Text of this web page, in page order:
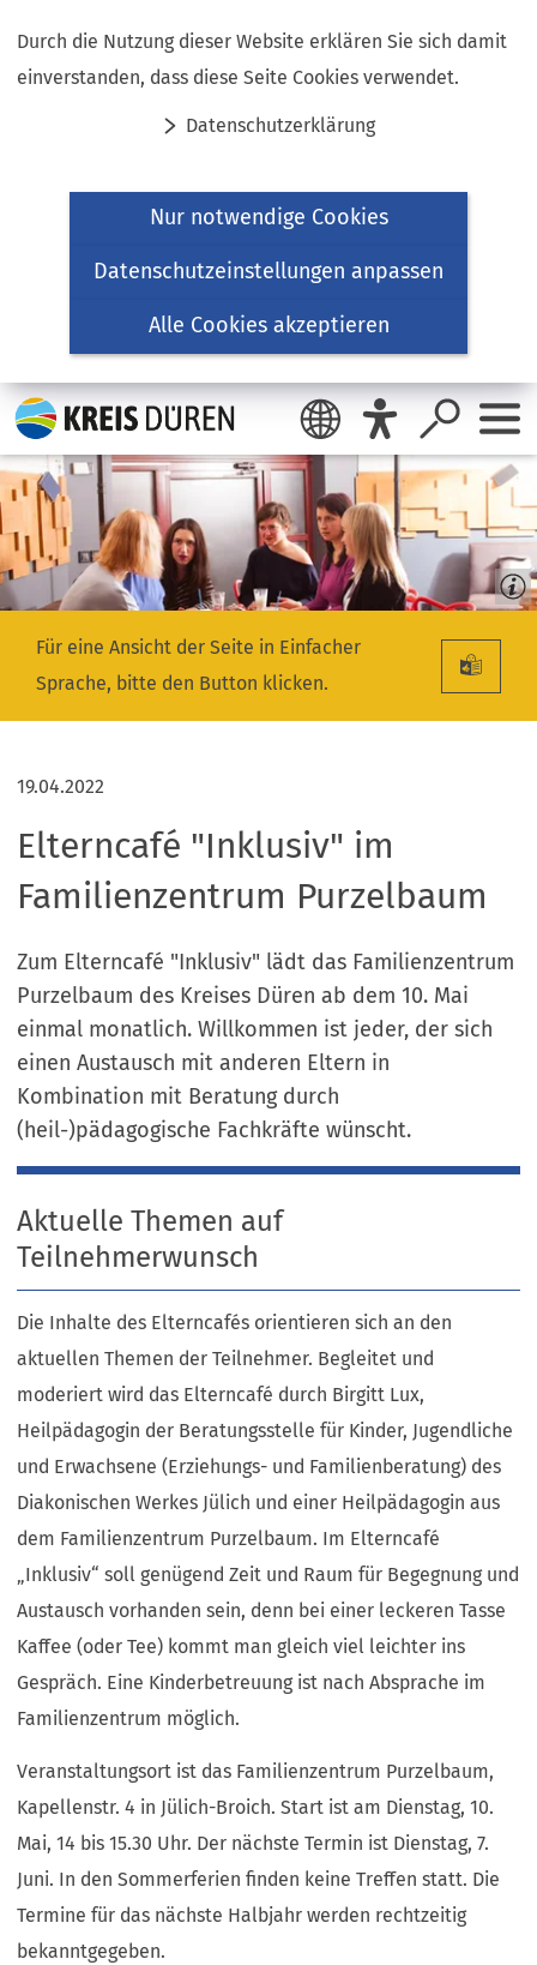
Durch die Nutzung dieser Website erklären Sie sich damit
einverstanden, dass diese Seite Cookies verwendet.
Datenschutzerklärung
Nur notwendige Cookies
Datenschutzeinstellungen anpassen
Alle Cookies akzeptieren
Inhalt anspringen
Für eine Ansicht der Seite in Einfacher
Sprache, bitte den Button klicken.
19.04.2022
Elterncafé "Inklusiv" im
Familienzentrum Purzelbaum
Zum Elterncafé "Inklusiv" lädt das Familienzentrum
Purzelbaum des Kreises Düren ab dem 10. Mai
einmal monatlich. Willkommen ist jeder, der sich
einen Austausch mit anderen Eltern in
Kombination mit Beratung durch
(heil-)pädagogische Fachkräfte wünscht.
Aktuelle Themen auf
Teilnehmerwunsch
Die Inhalte des Elterncafés orientieren sich an den
aktuellen Themen der Teilnehmer. Begleitet und
moderiert wird das Elterncafé durch Birgitt Lux,
Heilpädagogin der Beratungsstelle für Kinder, Jugendliche
und Erwachsene (Erziehungs- und Familienberatung) des
Diakonischen Werkes Jülich und einer Heilpädagogin aus
dem Familienzentrum Purzelbaum. Im Elterncafé
„Inklusiv“ soll genügend Zeit und Raum für Begegnung und
Austausch vorhanden sein, denn bei einer leckeren Tasse
Kaffee (oder Tee) kommt man gleich viel leichter ins
Gespräch. Eine Kinderbetreuung ist nach Absprache im
Familienzentrum möglich.
Veranstaltungsort ist das Familienzentrum Purzelbaum,
Kapellenstr. 4 in Jülich-Broich. Start ist am Dienstag, 10.
Mai, 14 bis 15.30 Uhr. Der nächste Termin ist Dienstag, 7.
Juni. In den Sommerferien finden keine Treffen statt. Die
Termine für das nächste Halbjahr werden rechtzeitig
bekanntgegeben.